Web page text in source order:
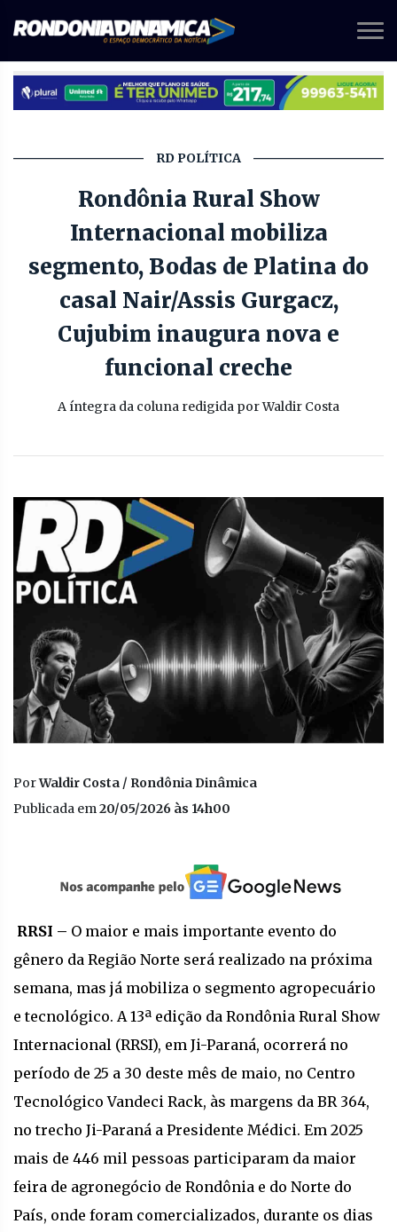
RD POLÍTICA
Rondônia Rural Show
Internacional mobiliza
segmento, Bodas de Platina do
casal Nair/Assis Gurgacz,
Cujubim inaugura nova e
funcional creche
A íntegra da coluna redigida por Waldir Costa
PorWaldir Costa / Rondônia Dinâmica
Publicada em20/05/2026 às 14h00
RRSI – O maior e mais importante evento do
gênero da Região Norte será realizado na próxima
semana, mas já mobiliza o segmento agropecuário
e tecnológico. A 13ª edição da Rondônia Rural Show
Internacional (RRSI), em Ji-Paraná, ocorrerá no
período de 25 a 30 deste mês de maio, no Centro
Tecnológico Vandeci Rack, às margens da BR 364,
no trecho Ji-Paraná a Presidente Médici. Em 2025
mais de 446 mil pessoas participaram da maior
feira de agronegócio de Rondônia e do Norte do
País, onde foram comercializados, durante os dias